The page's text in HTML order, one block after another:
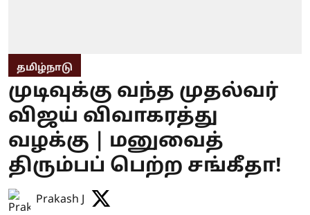
தமிழ்நாடு
முடிவுக்கு வந்த முதல்வர்
விஜய் விவாகரத்து
வழக்கு | மனுவைத்
திரும்பப் பெற்ற சங்கீதா!
Prakash J